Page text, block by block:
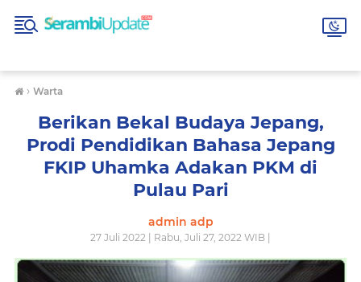
› Warta
Berikan Bekal Budaya Jepang,
Prodi Pendidikan Bahasa Jepang
FKIP Uhamka Adakan PKM di
Pulau Pari
admin adp
27 Juli 2022 | Rabu, Juli 27, 2022 WIB |